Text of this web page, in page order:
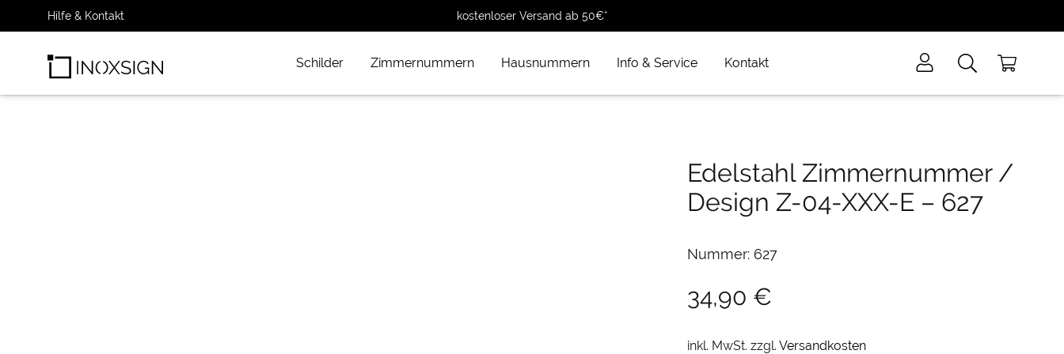
Hilfe & Kontakt kostenloser Versand ab 50€*
Schilder Zimmernummern Hausnummern Info & Service Kontakt
Edelstahl Zimmernummer /
Design Z-04-XXX-E– 627
Nummer: 627
34,90 €
inkl. MwSt. zzgl. Versandkosten